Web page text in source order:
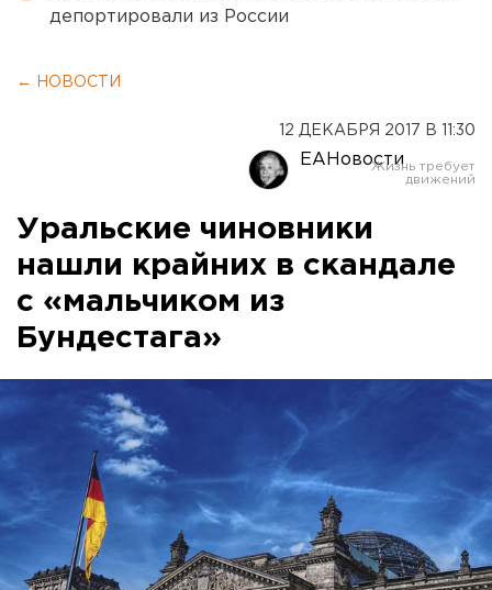
депортировали из России
← НОВОСТИ
12 ДЕКАБРЯ 2017 В 11:30
ЕАНовости
Уральские чиновники
нашли крайних в скандале
с «мальчиком из
Бундестага»